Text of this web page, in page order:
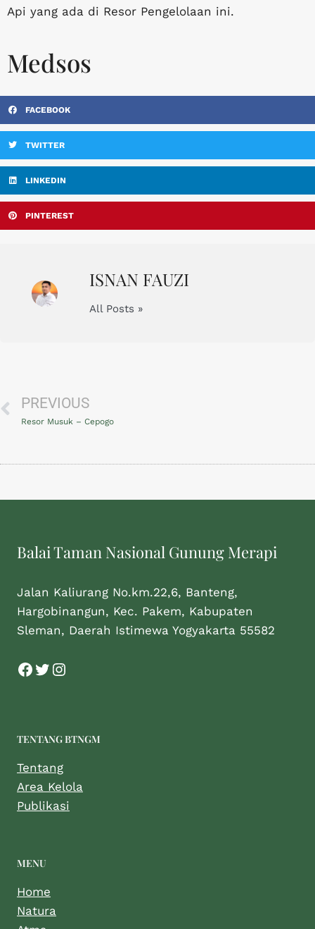
Api yang ada di Resor Pengelolaan ini.
Medsos
FACEBOOK
TWITTER
LINKEDIN
PINTEREST
ISNAN FAUZI
All Posts »
PREVIOUS
Resor Musuk – Cepogo
Balai Taman Nasional Gunung Merapi
Jalan Kaliurang No.km.22,6, Banteng,
Hargobinangun, Kec. Pakem, Kabupaten
Sleman, Daerah Istimewa Yogyakarta 55582
TENTANG BTNGM
Tentang
Area Kelola
Publikasi
MENU
Home
Natura